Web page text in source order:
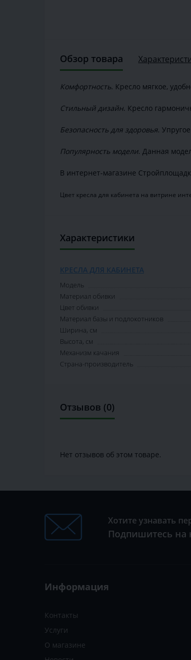
Обзор товара
Комфортность. Кресло мягкое,
Стильный дизайн. Кресло
Безопасность для здоровья.
Популярность модели. Данная
В интернет-магазине
Цвет кресла для кабинета на витрине
Характеристики
КРЕСЛА ДЛЯ КАБИНЕТА
Модель
Материал обивки
Цвет обивки
Материал базы и подлокотников
Ширина, см
Высота, см
Механизм качания
Страна-производитель
Отзывов (0)
Нет отзывов об этом товаре.
Хотите узнавать
Подпишитесь на
Информация
Контакты
Услуги
О магазине